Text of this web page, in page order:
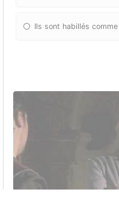
Ils sont habillés